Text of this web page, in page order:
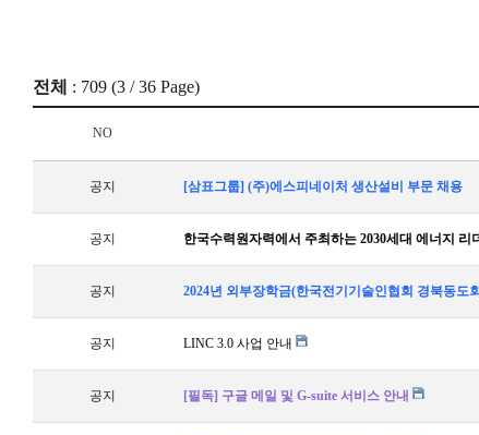
전체 : 709 (3 / 36 Page)
NO
공지 [삼표그룹] (주)에스피네이처 생산설비 부문 채용
공지 한국수력원자력에서 주최하는 2030세대 에너지 리
공지 2024년 외부장학금(한국전기기술인협회 경북동도
공지 LINC 3.0 사업 안내
공지 [필독] 구글 메일 및 G-suite 서비스 안내